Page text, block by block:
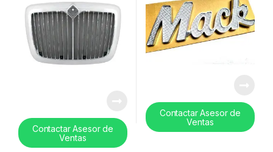
Contactar Asesor de
Ventas
Contactar Asesor de
Ventas